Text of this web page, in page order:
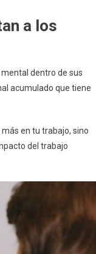
a los
dentro de sus
acumulado que tiene
en tu trabajo, sino
del trabajo